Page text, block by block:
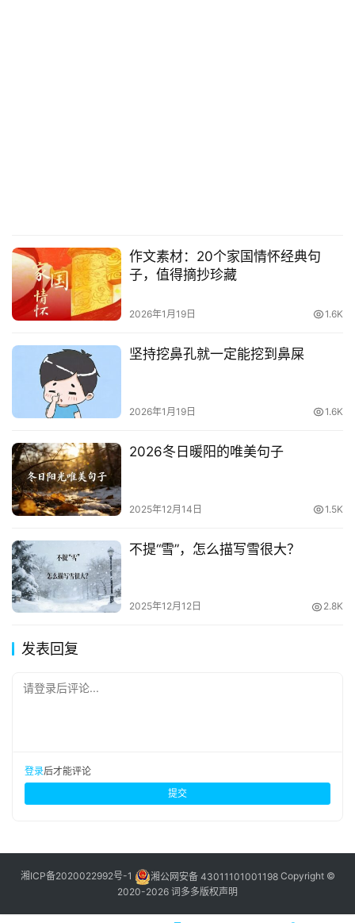
作文素材：20个家国情怀经典句
子，值得摘抄珍藏
2026年1月19日 1.6K
坚持挖鼻孔就一定能挖到鼻屎
2026年1月19日 1.6K
2026冬日暖阳的唯美句子
2025年12月14日 1.5K
不提“雪”，怎么描写雪很大？
2025年12月12日 2.8K
发表回复
请登录后评论...
登录后才能评论
提交
湘ICP备2020022992号-1 湘公网安备 43011101001198Copyright ©
2020-2026 词多多版权声明